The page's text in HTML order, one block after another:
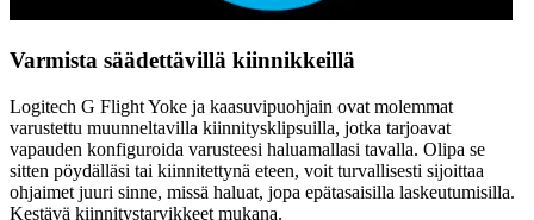
Varmista säädettävillä kiinnikkeillä
Logitech G Flight Yoke ja kaasuvipuohjain ovat molemmat
varustettu muunneltavilla kiinnitysklipsuilla, jotka tarjoavat
vapauden konfiguroida varusteesi haluamallasi tavalla. Olipa se
sitten pöydälläsi tai kiinnitettynä eteen, voit turvallisesti sijoittaa
ohjaimet juuri sinne, missä haluat, jopa epätasaisilla laskeutumisilla.
Kestävä kiinnitystarvikkeet mukana.